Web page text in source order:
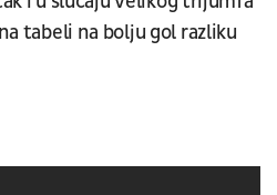
tabeli na bolju gol razliku